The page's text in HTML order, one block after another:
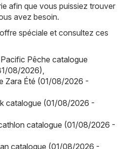
afin que vous puissiez trouver
avez besoin.
spéciale et consultez ces
Pêche catalogue
08/2026),
Zara Été (01/08/2026 -
catalogue (01/08/2026 -
catalogue (01/08/2026 -
catalogue (01/08/2026 -